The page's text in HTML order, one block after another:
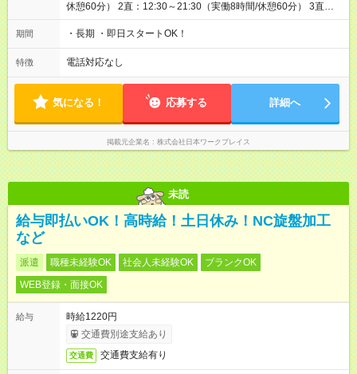
休憩60分） 2直：12:30～21:30（実働8時間/休憩60分） 3直：
22:00～翌7:00（実働8時間/休憩60分）
期間 ・長期 ・即日スタートOK！
特徴 電話対応なし
気になる！ 応募する 詳細へ
掲載元企業名 株式会社日本ワークプレイス
未読
給与即払いOK！高時給！土日休み！NC旋盤加工
など
派遣 職種未経験OK 社会人未経験OK
ブランクOK
WEB登録・面接OK
給与
時給1220円
交通費別途支給あり
交通費 交通費支給有り